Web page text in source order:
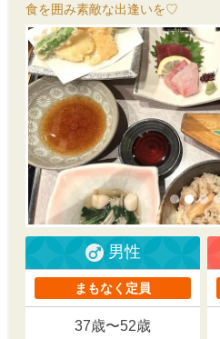
食を囲み素敵な出逢いを♡
男性
まもなく定員
37歳〜52歳